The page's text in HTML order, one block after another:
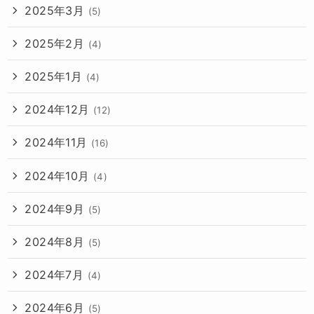
2025年3月 (5)
2025年2月 (4)
2025年1月 (4)
2024年12月 (12)
2024年11月 (16)
2024年10月 (4)
2024年9月 (5)
2024年8月 (5)
2024年7月 (4)
2024年6月 (5)